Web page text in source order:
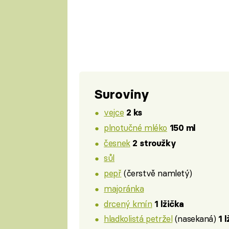
Suroviny
vejce 2 ks
plnotučné mléko 150 ml
česnek 2 stroužky
sůl
pepř (čerstvě namletý)
majoránka
drcený kmín 1 lžička
hladkolistá petržel(nasekaná) 1